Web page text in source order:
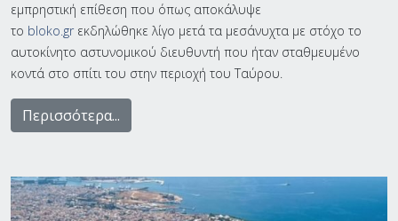
εμπρηστική επίθεση που όπως αποκάλυψε
το bloko.gr εκδηλώθηκε λίγο μετά τα μεσάνυχτα με στόχο το
αυτοκίνητο αστυνομικού διευθυντή που ήταν σταθμευμένο
κοντά στο σπίτι του στην περιοχή του Ταύρου.
Περισσότερα...